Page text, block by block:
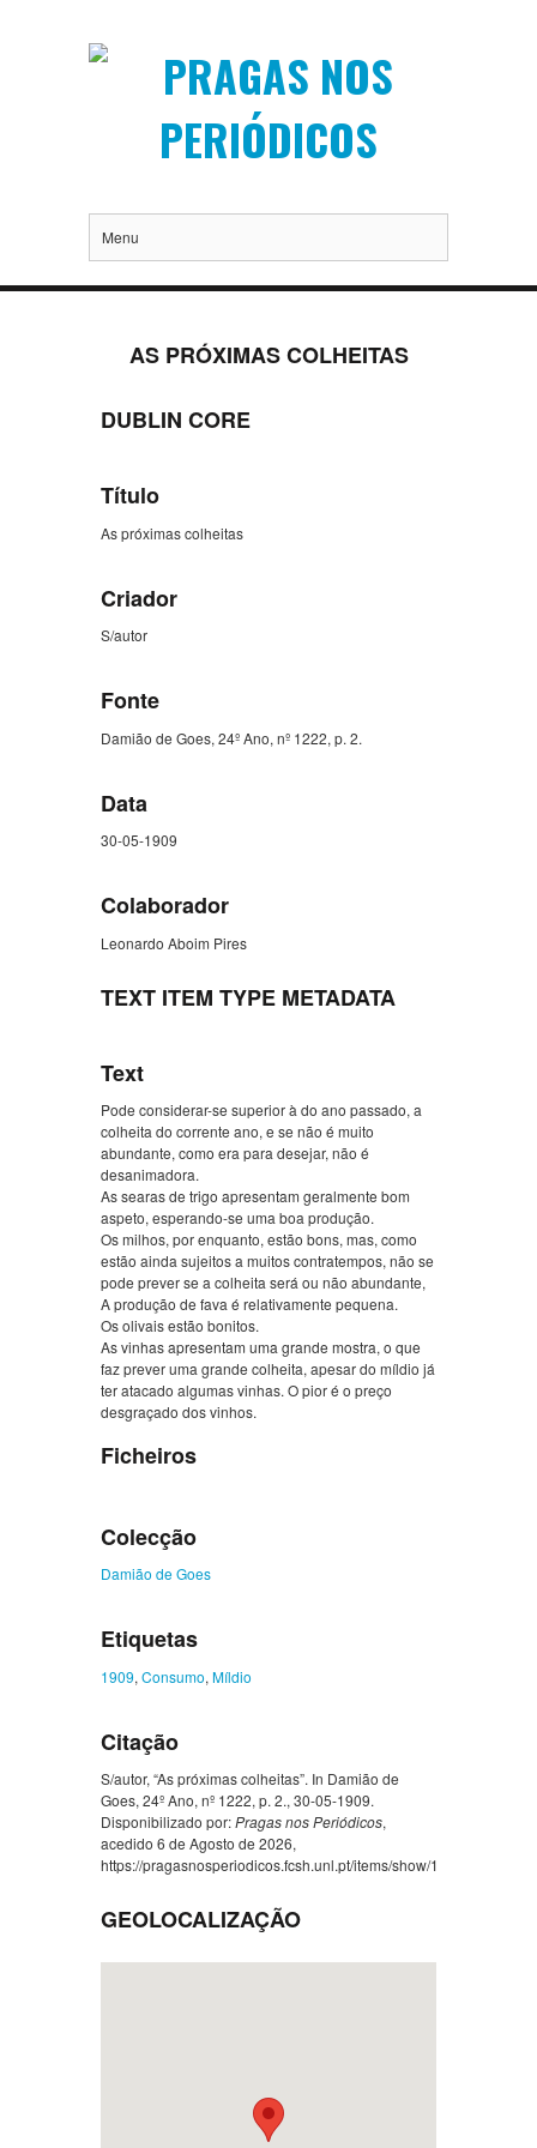
Menu
AS PRÓXIMAS COLHEITAS
DUBLIN CORE
Título
As próximas colheitas
Criador
S/autor
Fonte
Damião de Goes, 24º Ano, nº 1222, p. 2.
Data
30-05-1909
Colaborador
Leonardo Aboim Pires
TEXT ITEM TYPE METADATA
Text
Pode considerar-se superior à do ano passado, a
colheita do corrente ano, e se não é muito
abundante, como era para desejar, não é
desanimadora.
As searas de trigo apresentam geralmente bom
aspeto, esperando-se uma boa produção.
Os milhos, por enquanto, estão bons, mas, como
estão ainda sujeitos a muitos contratempos, não se
pode prever se a colheita será ou não abundante,
A produção de fava é relativamente pequena.
Os olivais estão bonitos.
As vinhas apresentam uma grande mostra, o que
faz prever uma grande colheita, apesar do míldio já
ter atacado algumas vinhas. O pior é o preço
desgraçado dos vinhos.
Ficheiros
Colecção
Damião de Goes
Etiquetas
1909, Consumo, Míldio
Citação
S/autor, “As próximas colheitas”. In Damião de
Goes, 24º Ano, nº 1222, p. 2., 30-05-1909.
Disponibilizado por:Pragas nos Periódicos,
acedido 6 de Agosto de 2026,
https://pragasnosperiodicos.fcsh.unl.pt/items/show/1339
GEOLOCALIZAÇÃO